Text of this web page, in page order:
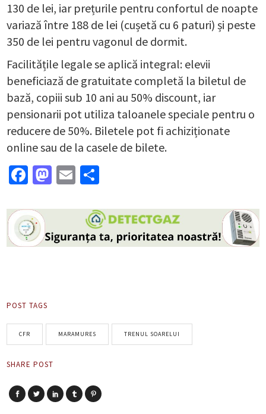
130 de lei, iar prețurile pentru confortul de noapte
variază între 188 de lei (cușetă cu 6 paturi) și peste
350 de lei pentru vagonul de dormit.
Facilitățile legale se aplică integral: elevii
beneficiază de gratuitate completă la biletul de
bază, copiii sub 10 ani au 50% discount, iar
pensionarii pot utiliza taloanele speciale pentru o
reducere de 50%. Biletele pot fi achiziționate
online sau de la casele de bilete.
Facebook
Mastodon
Email
POST TAGS
CFR MARAMURES TRENUL SOARELUI
SHARE POST